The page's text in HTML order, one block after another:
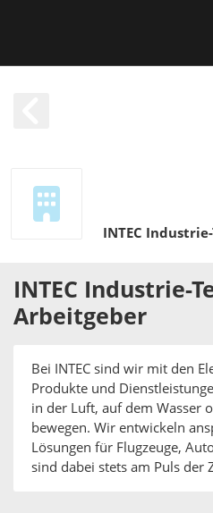
INTEC
INTEC Industrie-
Arbeitgeber
Bei INTEC sind wir mit den
Produkte und
in der Luft, auf dem Wasser
bewegen. Wir entwickeln
Lösungen für Flugzeuge,
sind dabei stets am Puls der